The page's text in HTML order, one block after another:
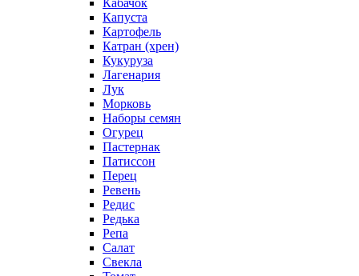
Кабачок
Капуста
Картофель
Катран (хрен)
Кукуруза
Лагенария
Лук
Морковь
Наборы семян
Огурец
Пастернак
Патиссон
Перец
Ревень
Редис
Редька
Репа
Салат
Свекла